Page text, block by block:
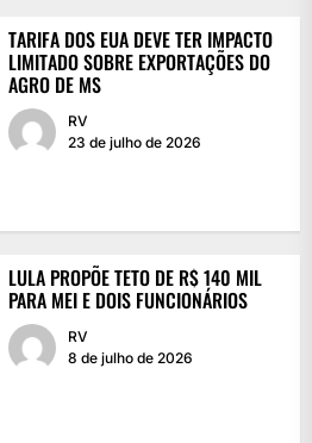
TARIFA DOS EUA DEVE TER IMPACTO
LIMITADO SOBRE EXPORTAÇÕES DO
AGRO DE MS
RV
23 de julho de 2026
LULA PROPÕE TETO DE R$ 140 MIL
PARA MEI E DOIS FUNCIONÁRIOS
RV
8 de julho de 2026